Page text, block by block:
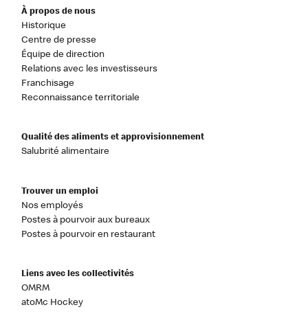
À propos de nous
Historique
Centre de presse
Équipe de direction
Relations avec les investisseurs
Franchisage
Reconnaissance territoriale
Qualité des aliments et approvisionnement
Salubrité alimentaire
Trouver un emploi
Nos employés
Postes à pourvoir aux bureaux
Postes à pourvoir en restaurant
Liens avec les collectivités
OMRM
atoMc Hockey